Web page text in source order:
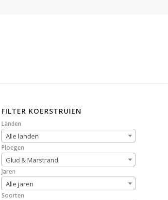
FILTER KOERSTRUIEN
Landen
Alle landen
Ploegen
Glud & Marstrand
Jaren
Alle jaren
Soorten